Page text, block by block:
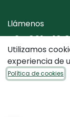
Llámenos
+34 961 412
Envíenos un
Utilizamos
experiencia de
Política de cookies